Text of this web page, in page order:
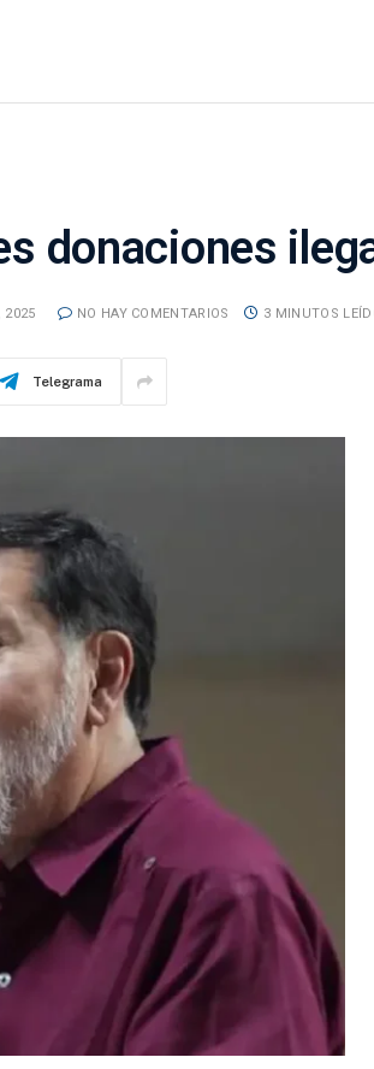
donaciones
2025 NO HAY COMENTARIOS 3 MINUTOS
Telegrama